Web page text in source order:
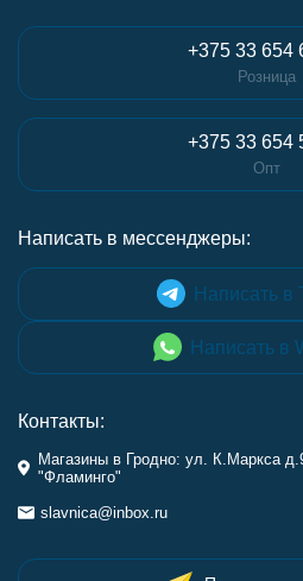
+375 33 654
Розница
+375 33 654
Опт
Написать в мессенджеры:
Написать в
Написать в
Контакты:
Магазины в Гродно: ул. К.Маркса
"Фламинго"
slavnica@inbox.ru